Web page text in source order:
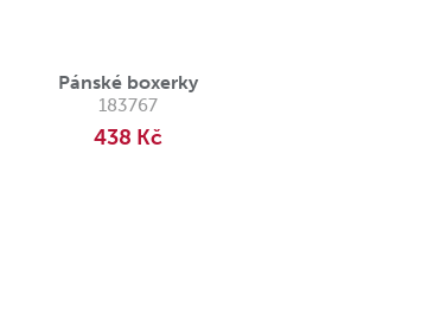
Pánské boxerky
183767
438 Kč